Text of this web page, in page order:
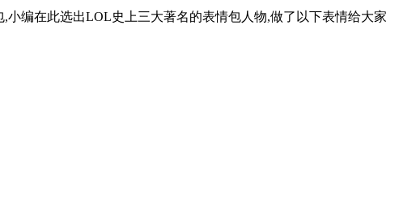
编在此选出LOL史上三大著名的表情包人物,做了以下表情给大家